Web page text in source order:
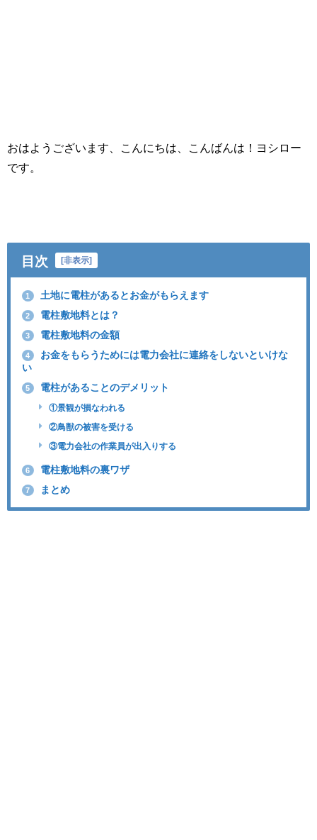
おはようございます、こんにちは、こんばんは！ヨシロー
です。
目次 [非表示]
1 土地に電柱があるとお金がもらえます
2 電柱敷地料とは？
3 電柱敷地料の金額
4
お金をもらうためには電力会社に連絡をしないといけな
い
5 電柱があることのデメリット
①景観が損なわれる
②鳥獣の被害を受ける
③電力会社の作業員が出入りする
6 電柱敷地料の裏ワザ
7 まとめ